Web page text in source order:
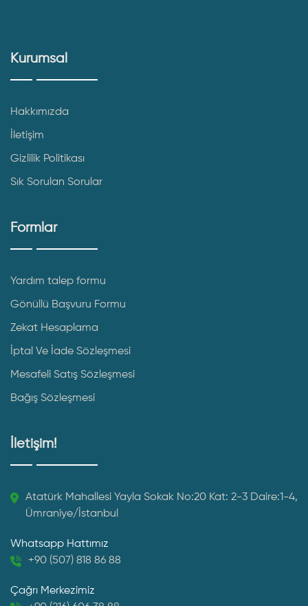
Kurumsal
Hakkımızda
İletişim
Gizlilik Politikası
Sık Sorulan Sorular
Formlar
Yardım talep formu
Gönüllü Başvuru Formu
Zekat Hesaplama
İptal Ve İade Sözleşmesi
Mesafeli Satış Sözleşmesi
Bağış Sözleşmesi
İletişim!
Atatürk Mahallesi Yayla Sokak No:20 Kat: 2-3 Daire:1-4,
Ümraniye/İstanbul
Whatsapp Hattımız
+90 (507) 818 86 88
Çağrı Merkezimiz